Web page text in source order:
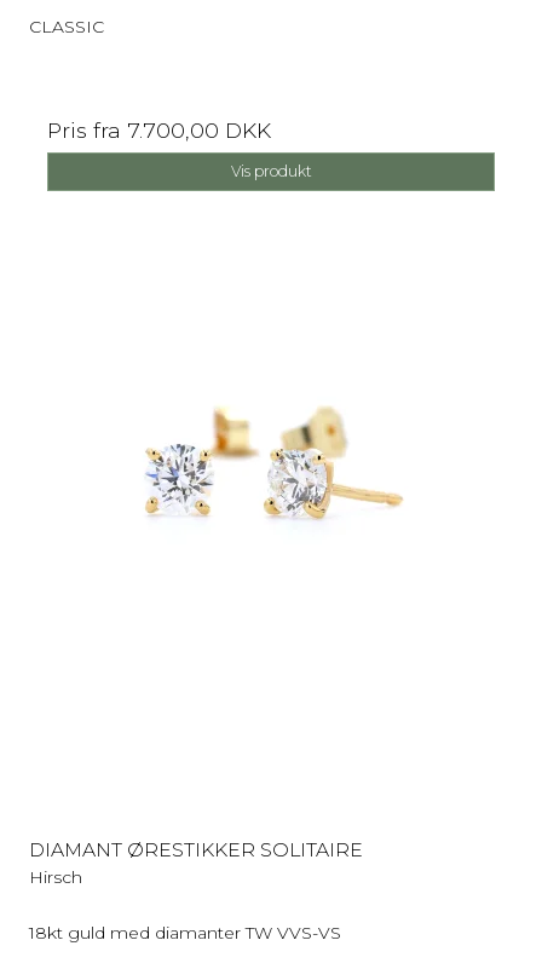
CLASSIC
Pris fra 7.700,00 DKK
Vis produkt
DIAMANT ØRESTIKKER SOLITAIRE
Hirsch
18kt guld med diamanter TW VVS-VS